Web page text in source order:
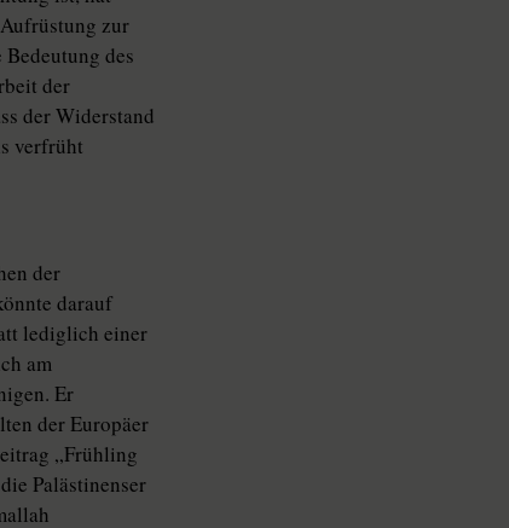
zur
des
der
der Widerstand
verfrüht
der
darauf
lediglich einer
am
Er
der Europäer
„Frühling
Palästinenser